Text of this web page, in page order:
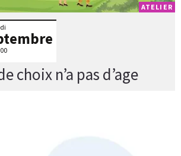
choix n’a pas d’age
ATELIER